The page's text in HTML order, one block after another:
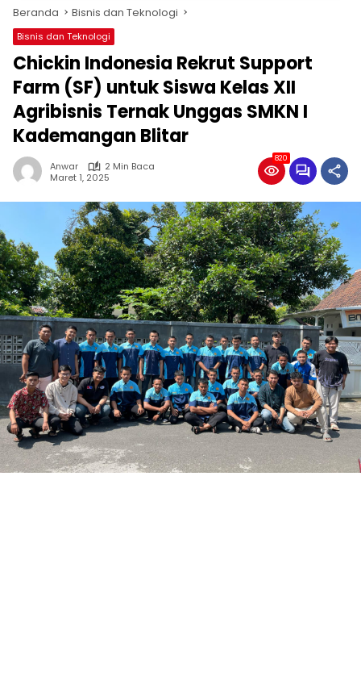
Beranda Bisnis dan Teknologi
Bisnis dan Teknologi
Chickin Indonesia Rekrut Support
Farm (SF) untuk Siswa Kelas XII
Agribisnis Ternak Unggas SMKN I
Kademangan Blitar
Anwar
2 Min Baca
Maret 1, 2025
820